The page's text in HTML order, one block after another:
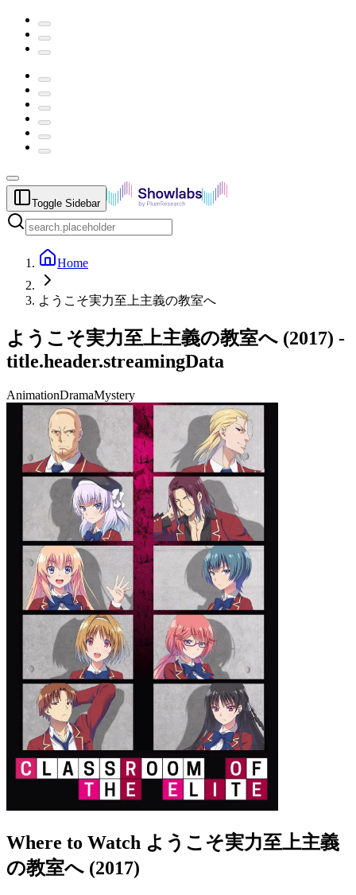
Toggle Sidebar
Home
ようこそ実力至上主義の教室へ
ようこそ実力至上主義の教室へ (2017) -
title.header.streamingData
AnimationDramaMystery
Where to Watch ようこそ実力至上主義
の教室へ (2017)